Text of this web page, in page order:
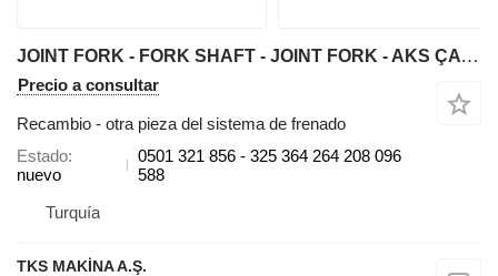
JOINT FORK - FORK SHAFT - JOINT FORK - AKS ÇATALI /AKS (32 CM) -ÖN DİFRANSİYAL KISA AKS (30 CM) - UZUN MİLİ ÇATALI (26 FREZE) - AKS KAFASI - KISA AKS ÇATALI ZF 0501 para retroexcavadora
Precio a consultar
Recambio - otra pieza del sistema de frenado
Estado
nuevo
0501 321 856 - 325 364 264 208 096
588
Turquía
TKS MAKİNA A.Ş.